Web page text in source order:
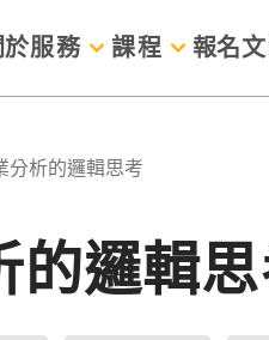
服務 課程 報名
分析的邏輯思考
的邏輯